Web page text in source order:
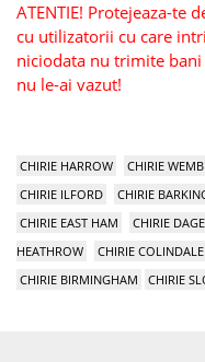
ATENTIE! Protejeaza-te
cu utilizatorii cu care
niciodata nu trimite
nu le-ai vazut!
CHIRIE HARROW CHIRIE
CHIRIE ILFORD
CHIRIE
CHIRIE EAST HAM
CHIRIE
HEATHROW
CHIRIE COLINDALE
CHIRIE BIRMINGHAM
CHIRIE